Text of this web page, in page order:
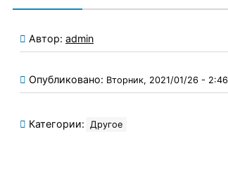
Автор: admin
Опубликовано: Вторник, 2021/01/26 - 2:46
Категории: Другое